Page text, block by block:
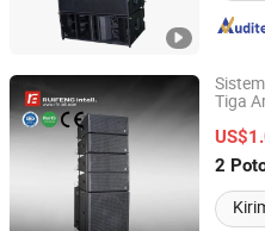
Tiga
2
Guangzhou Ruifeng
Guangdong, China